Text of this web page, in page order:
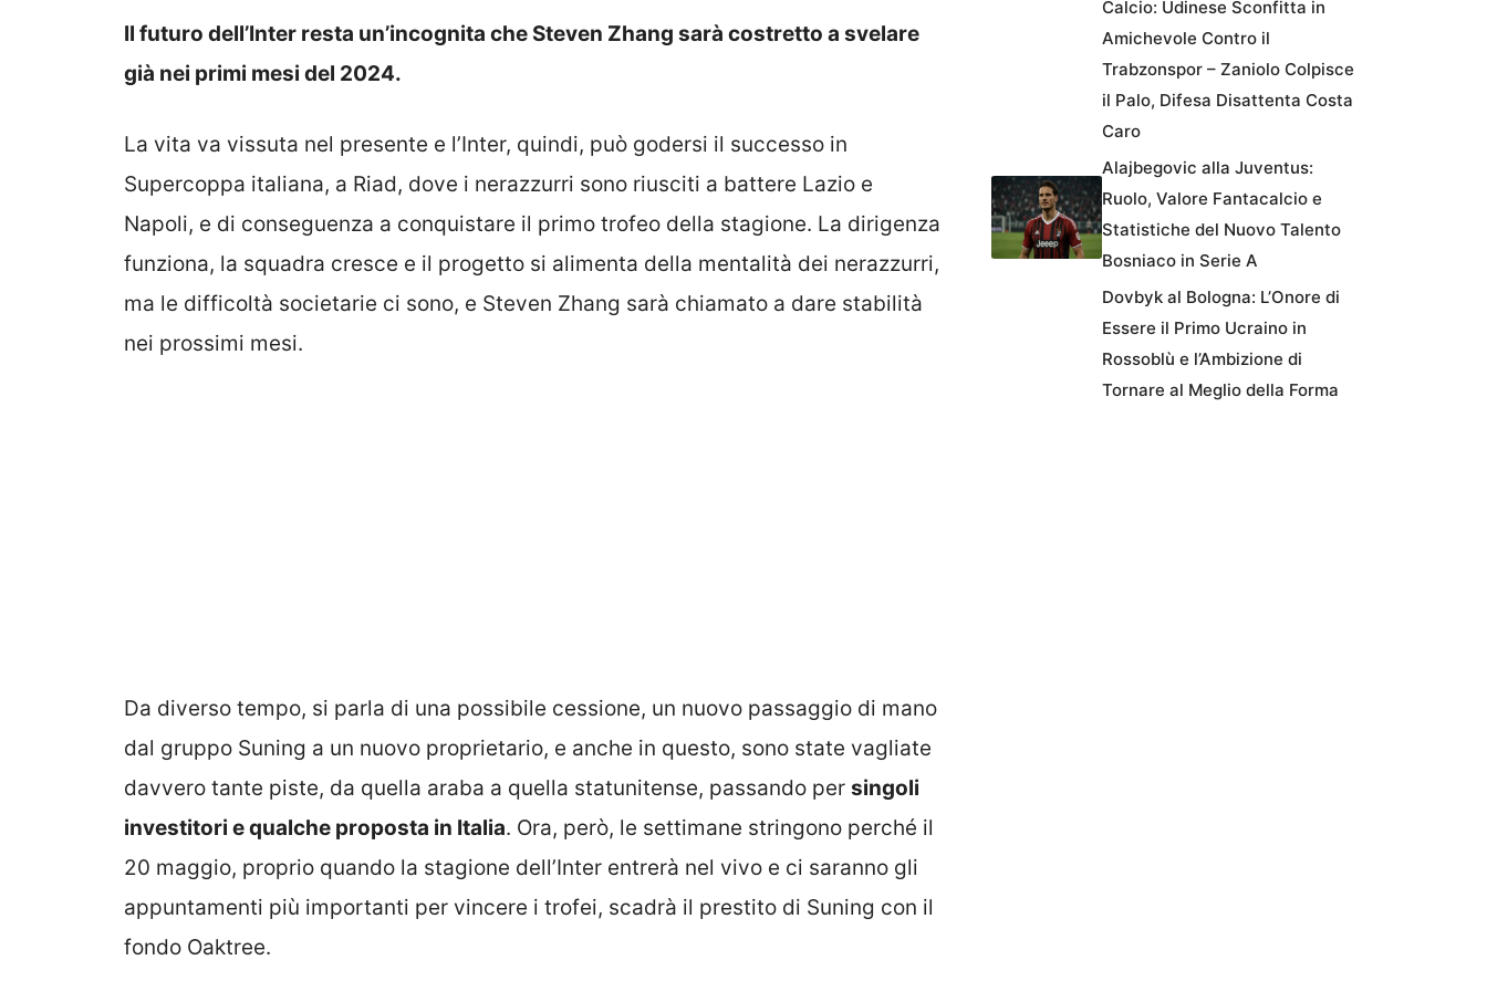
Il futuro dell’Inter resta un’incognita che Steven Zhang sarà costretto a svelare
già nei primi mesi del 2024.
La vita va vissuta nel presente e l’Inter, quindi, può godersi il successo in
Supercoppa italiana, a Riad, dove i nerazzurri sono riusciti a battere Lazio e
Napoli, e di conseguenza a conquistare il primo trofeo della stagione. La dirigenza
funziona, la squadra cresce e il progetto si alimenta della mentalità dei nerazzurri,
ma le difficoltà societarie ci sono, e Steven Zhang sarà chiamato a dare stabilità
nei prossimi mesi.
Da diverso tempo, si parla di una possibile cessione, un nuovo passaggio di mano
dal gruppo Suning a un nuovo proprietario, e anche in questo, sono state vagliate
davvero tante piste, da quella araba a quella statunitense, passando per singoli
investitori e qualche proposta in Italia. Ora, però, le settimane stringono perché il
20 maggio, proprio quando la stagione dell’Inter entrerà nel vivo e ci saranno gli
appuntamenti più importanti per vincere i trofei, scadrà il prestito di Suning con il
fondo Oaktree.
Calcio: Udinese Sconfitta in
Amichevole Contro il
Trabzonspor – Zaniolo Colpisce
il Palo, Difesa Disattenta Costa
Caro
Alajbegovic alla Juventus:
Ruolo, Valore Fantacalcio e
Statistiche del Nuovo Talento
Bosniaco in Serie A
Dovbyk al Bologna: L’Onore di
Essere il Primo Ucraino in
Rossoblù e l’Ambizione di
Tornare al Meglio della Forma